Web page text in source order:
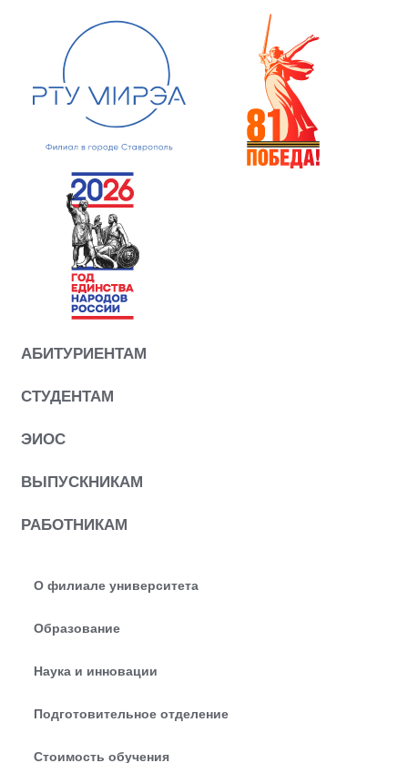
АБИТУРИЕНТАМ
СТУДЕНТАМ
ЭИОС
ВЫПУСКНИКАМ
РАБОТНИКАМ
О филиале университета
Образование
Наука и инновации
Подготовительное отделение
Стоимость обучения